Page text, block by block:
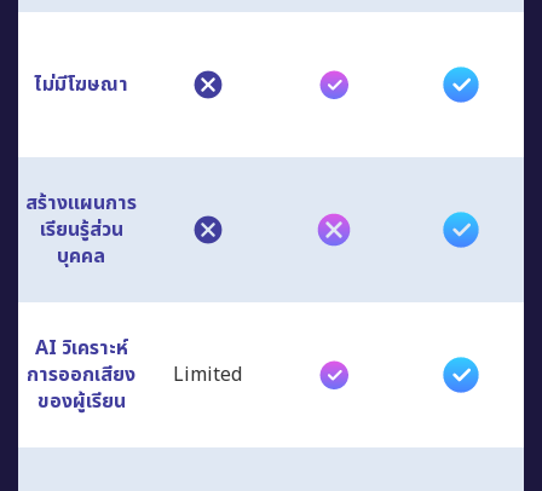
ไม่มีโฆษณา
สร้างแผนการ
เรียนรู้ส่วน
บุคคล
AI วิเคราะห์
การออกเสียง
ของผู้เรียน
Limited